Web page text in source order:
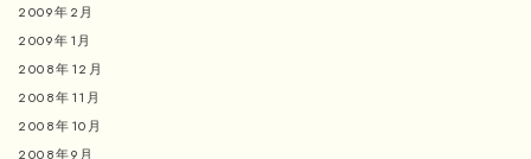
2009年2月
2009年1月
2008年12月
2008年11月
2008年10月
2008年9月